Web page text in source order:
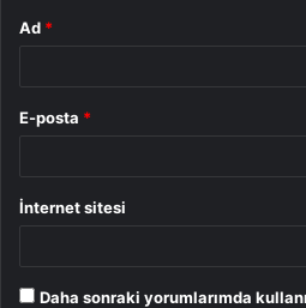
Ad *
E-posta *
İnternet sitesi
Daha sonraki yorumlarımda